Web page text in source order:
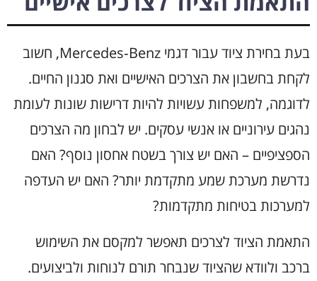
בעת בחירת ציוד עבור דגמי Mercedes‑Benz, חשוב
לקחת בחשבון את הצרכים האישיים ואת סגנון החיים.
לדוגמה, למשפחות עשויות להיות דרישות שונות לעומת
נהגים עירוניים או אנשי עסקים. יש לבחון מה הצרכים
הספציפיים – האם יש צורך בשטח אחסון נוסף? האם
נדרשת מערכת שמע מתקדמת יותר? האם יש העדפה
למערכות בטיחות מתקדמות?
התאמת הציוד לצרכים תאפשר למקסם את השימוש
ברכב ולוודא שהציוד שנבחר תורם לנוחות ולביצועים.